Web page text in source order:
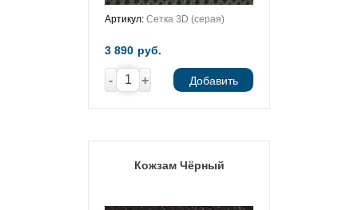
Артикул: Сетка 3D (серая)
3 890 руб.
- + Добавить
Кожзам Чёрный